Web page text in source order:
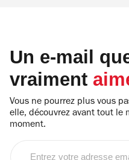
Un e-mail
vraiment
Vous ne pourrez plus vous
elle, découvrez avant tout le
moment.